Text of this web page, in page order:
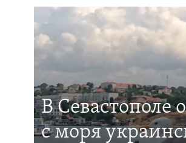
В Севастополе
с моря